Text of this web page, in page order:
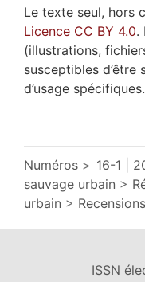
Le texte seul, hors
Licence CC BY 4.0.
(illustrations,
susceptibles d’être
d’usage spécifiques.
Numéros
16-1 |
sauvage urbain
urbain
Recensions
ISSN